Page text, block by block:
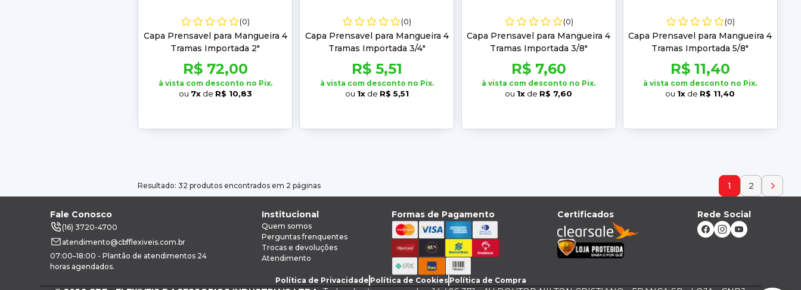
(0)
Capa Prensavel para Mangueira 4
Tramas Importada 2"
R$ 72,00
à vista com desconto no Pix.
ou 7xde R$ 10,83
(0)
Capa Prensavel para Mangueira 4
Tramas Importada 3/4"
R$ 5,51
à vista com desconto no Pix.
ou 1xde R$ 5,51
(0)
Capa Prensavel para Mangueira 4
Tramas Importada 3/8"
R$ 7,60
à vista com desconto no Pix.
ou 1x de R$ 7,60
(0)
Capa Prensavel para Mangueira 4
Tramas Importada 5/8"
R$ 11,40
à vista com desconto no Pix.
ou 1x de R$ 11,40
Resultado: 32 produtos encontrados em 2 páginas 1 2
Fale Conosco
(16) 3720-4700
atendimento@cbfflexiveis.com.br
07:00–18:00 - Plantão de atendimentos 24
horas agendados.
Institucional
Quem somos
Perguntas frenquentes
Trocas e devoluções
Atendimento
Formas de Pagamento Certificados Rede Social
Política de Privacidade Política de Cookies Política de Compra